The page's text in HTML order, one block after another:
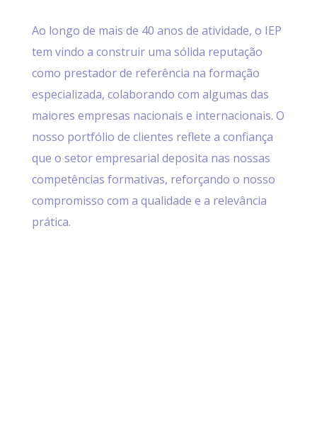
Ao longo de mais de 40 anos de atividade, o IEP
tem vindo a construir uma sólida reputação
como prestador de referência na formação
especializada, colaborando com algumas das
maiores empresas nacionais e internacionais. O
nosso portfólio de clientes reflete a confiança
que o setor empresarial deposita nas nossas
competências formativas, reforçando o nosso
compromisso com a qualidade e a relevância
prática.